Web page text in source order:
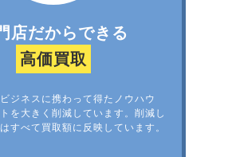
店だからできる
高価買取
ジネスに携わって得たノウハウ
を大きく削減しています。削減し
すべて買取額に反映しています。